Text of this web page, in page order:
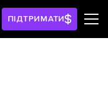
ПІДТРИМАТИ